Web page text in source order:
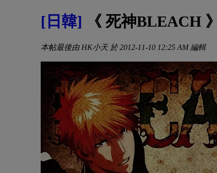
[日韓] 《 死神BLEACH
本帖最後由 HK小天 於 2012-11-10 12:25 AM 編輯